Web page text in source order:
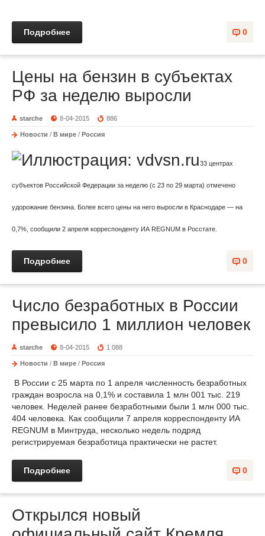
0
Подробнее
Цены на бензин в субъектах
РФ за неделю выросли
starche 8-04-2015 886
Новости / В мире / Россия
33 центрах
субъектов Российской Федерации за неделю (с 23 по 29 марта) отмечено
удорожание бензина. Более всего цены на него выросли в Краснодаре — на
0,7%, сообщили 2 апреля корреспонденту ИА REGNUM в Росстате.
0
Подробнее
Число безработных в России
превысило 1 миллион человек
starche 8-04-2015 1 088
Новости / В мире / Россия
В России с 25 марта по 1 апреля численность безработных
граждан возросла на 0,1% и составила 1 млн 001 тыс. 219
человек. Неделей ранее безработными были 1 млн 000 тыс.
404 человека. Как сообщили 7 апреля корреспонденту ИА
REGNUM в Минтруда, несколько недель подряд
регистрируемая безработица практически не растет.
0
Подробнее
Открылся новый